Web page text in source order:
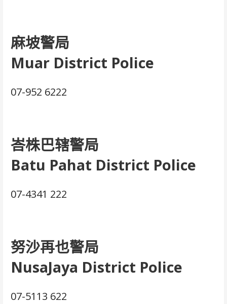
麻坡警局
Muar District Police
07-952 6222
峇株巴辖警局
Batu Pahat District Police
07-4341 222
努沙再也警局
NusaJaya District Police
07-5113 622